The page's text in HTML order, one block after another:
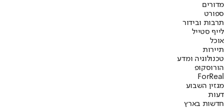
מדורים
ספורט
תרבות ובידור
לייף סטייל
אוכל
תיירות
טכנולוגיה ומדע
הורוסקופ
ForReal
מגזין השבוע
דעות
חדשות בארץ